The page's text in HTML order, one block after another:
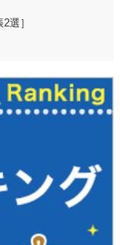
選］